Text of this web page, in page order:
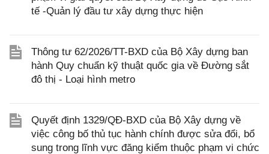
tế -Quản lý đầu tư xây dựng thực hiện
Thông tư 62/2026/TT-BXD của Bộ Xây dựng ban
hành Quy chuẩn kỹ thuật quốc gia về Đường sắt
đô thị - Loại hình metro
Quyết định 1329/QĐ-BXD của Bộ Xây dựng về
việc công bố thủ tục hành chính được sửa đổi, bổ
sung trong lĩnh vực đăng kiểm thuộc phạm vi chức